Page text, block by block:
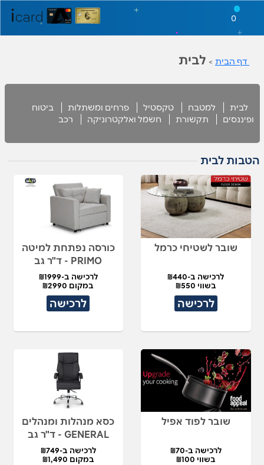
0
דף הבית > לבית
לבית למטבח טקסטיל פרחים ומשתלות
ביטוח
ופיננסים
תקשורת חשמל ואלקטרוניקה רכב
הטבות לבית
שובר לשטיחי כרמל
לרכישה ב-₪440
בשווי ₪550
לרכישה
כורסה נפתחת למיטה
PRIMO - ד"ר גב
לרכישה ב-₪1999
במקום ₪2990
לרכישה
שובר לפוד אפיל
לרכישה ב-₪70
בשווי ₪100
כסא מנהלות ומנהלים
GENERAL - ד"ר גב
לרכישה ב-₪749
במקום ₪1,490